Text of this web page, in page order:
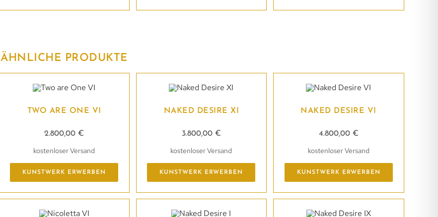
ÄHNLICHE PRODUKTE
TWO ARE ONE VI
2.800,00 €
kostenloser Versand
KUNSTWERK ERWERBEN
NAKED DESIRE XI
3.800,00 €
kostenloser Versand
KUNSTWERK ERWERBEN
NAKED DESIRE VI
4.800,00 €
kostenloser Versand
KUNSTWERK ERWERBEN